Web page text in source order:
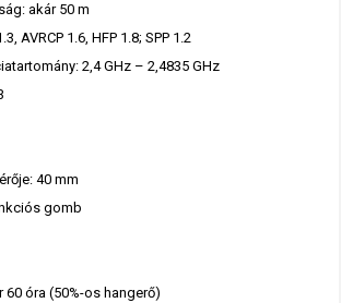
akár 50 m
AVRCP 1.6, HFP 1.8; SPP 1.2
2,4 GHz – 2,4835 GHz
40 mm
gomb
óra (50%-os hangerő)